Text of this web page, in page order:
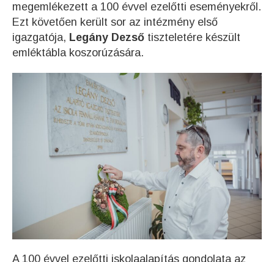
megemlékezett a 100 évvel ezelőtti eseményekről.
Ezt követően került sor az intézmény első
igazgatója, Legány Dezső tiszteletére készült
emléktábla koszorúzására.
A 100 évvel ezelőtti iskolaalapítás gondolata az